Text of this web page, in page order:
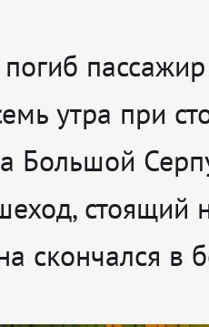
утра при
Большой
стоящий
скончался в